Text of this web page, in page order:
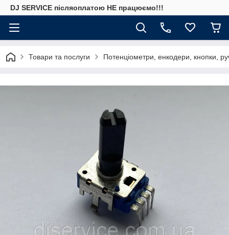
DJ SERVICE пiсляоплатою НЕ працюємо!!!
Товари та послуги Потенціометри, енкодери, кнопки,